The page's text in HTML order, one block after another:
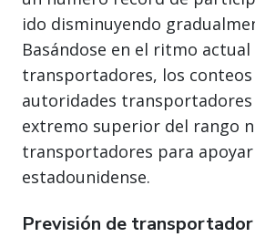
ido disminuyendo
Basándose en el ritmo
transportadores, los conteos
autoridades
extremo superior del rango
transportadores para
estadounidense.
Previsión de